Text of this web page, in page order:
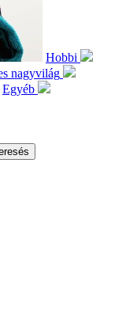
Hobbi
nagyvilág
Egyéb